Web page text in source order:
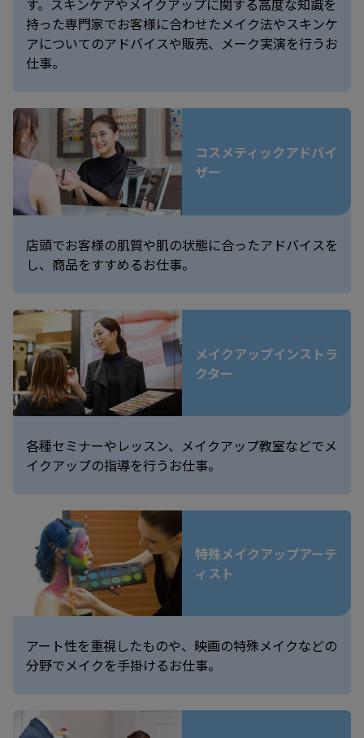
す。スキンケアやメイクアップに関する高度な知識を
持った専門家でお客様に合わせたメイク法やスキンケ
アについてのアドバイスや販売、メーク実演を行うお
仕事。
コスメティックアドバイ
ザー
店頭でお客様の肌質や肌の状態に合ったアドバイスを
し、商品をすすめるお仕事。
メイクアップインストラ
クター
各種セミナーやレッスン、メイクアップ教室などでメ
イクアップの指導を行うお仕事。
特殊メイクアップアーテ
ィスト
アート性を重視したものや、映画の特殊メイクなどの
分野でメイクを手掛けるお仕事。